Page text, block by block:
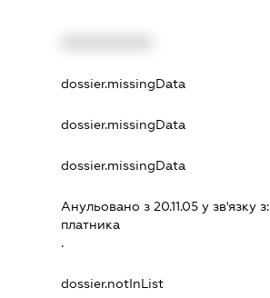
dossier.missingData
dossier.missingData
dossier.missingData
Анульовано з 20.11.05 у зв'язку з:
платника
.
dossier.notInList